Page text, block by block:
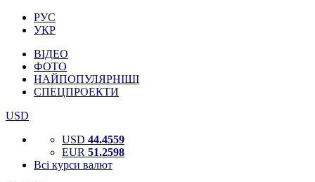
РУС
УКР
ВІДЕО
ФОТО
НАЙПОПУЛЯРНІШІ
СПЕЦПРОЕКТИ
USD
USD 44.4559
EUR 51.2598
Всі курси валют